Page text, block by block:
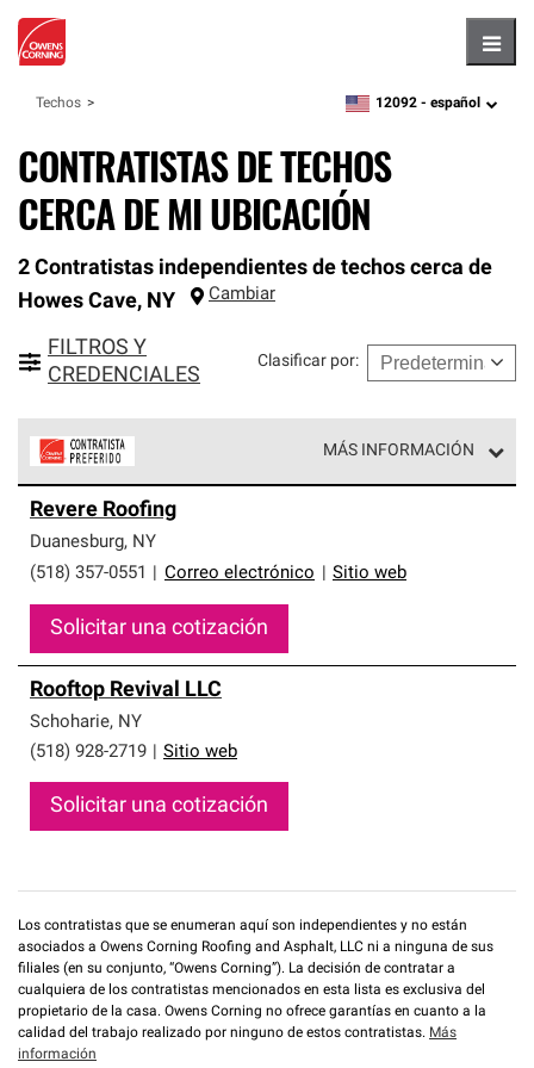
Techos zipcode,language
12092 - español
CONTRATISTAS DE TECHOS
CERCA DE MI UBICACIÓN
2 Contratistas independientes de techos cerca de
Howes Cave, NY Cambiar
FILTROS Y
CREDENCIALES
Clasificar por:
MÁS INFORMACIÓN
parte de una red exclusiva de profesionales de techos
que cumplen con altos estándares y requisitos estrictos
de profesionalismo y confiabilidad.
Revere Roofing
Duanesburg, NY
(518) 357-0551
Correo electrónico Sitio web
Solicitar una cotización
Rooftop Revival LLC
Schoharie, NY
(518) 928-2719
Sitio web
Solicitar una cotización
Los contratistas que se enumeran aquí son independientes y no están
asociados a Owens Corning Roofing and Asphalt, LLC ni a ninguna de sus
filiales (en su conjunto, “Owens Corning”). La decisión de contratar a
cualquiera de los contratistas mencionados en esta lista es exclusiva del
propietario de la casa. Owens Corning no ofrece garantías en cuanto a la
calidad del trabajo realizado por ninguno de estos contratistas. Más
información